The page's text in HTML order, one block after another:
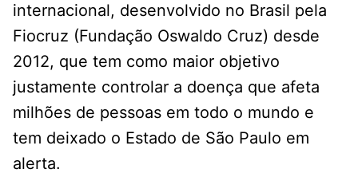
internacional, desenvolvido no Brasil pela
Fiocruz (Fundação Oswaldo Cruz) desde
2012, que tem como maior objetivo
justamente controlar a doença que afeta
milhões de pessoas em todo o mundo e
tem deixado o Estado de São Paulo em
alerta.